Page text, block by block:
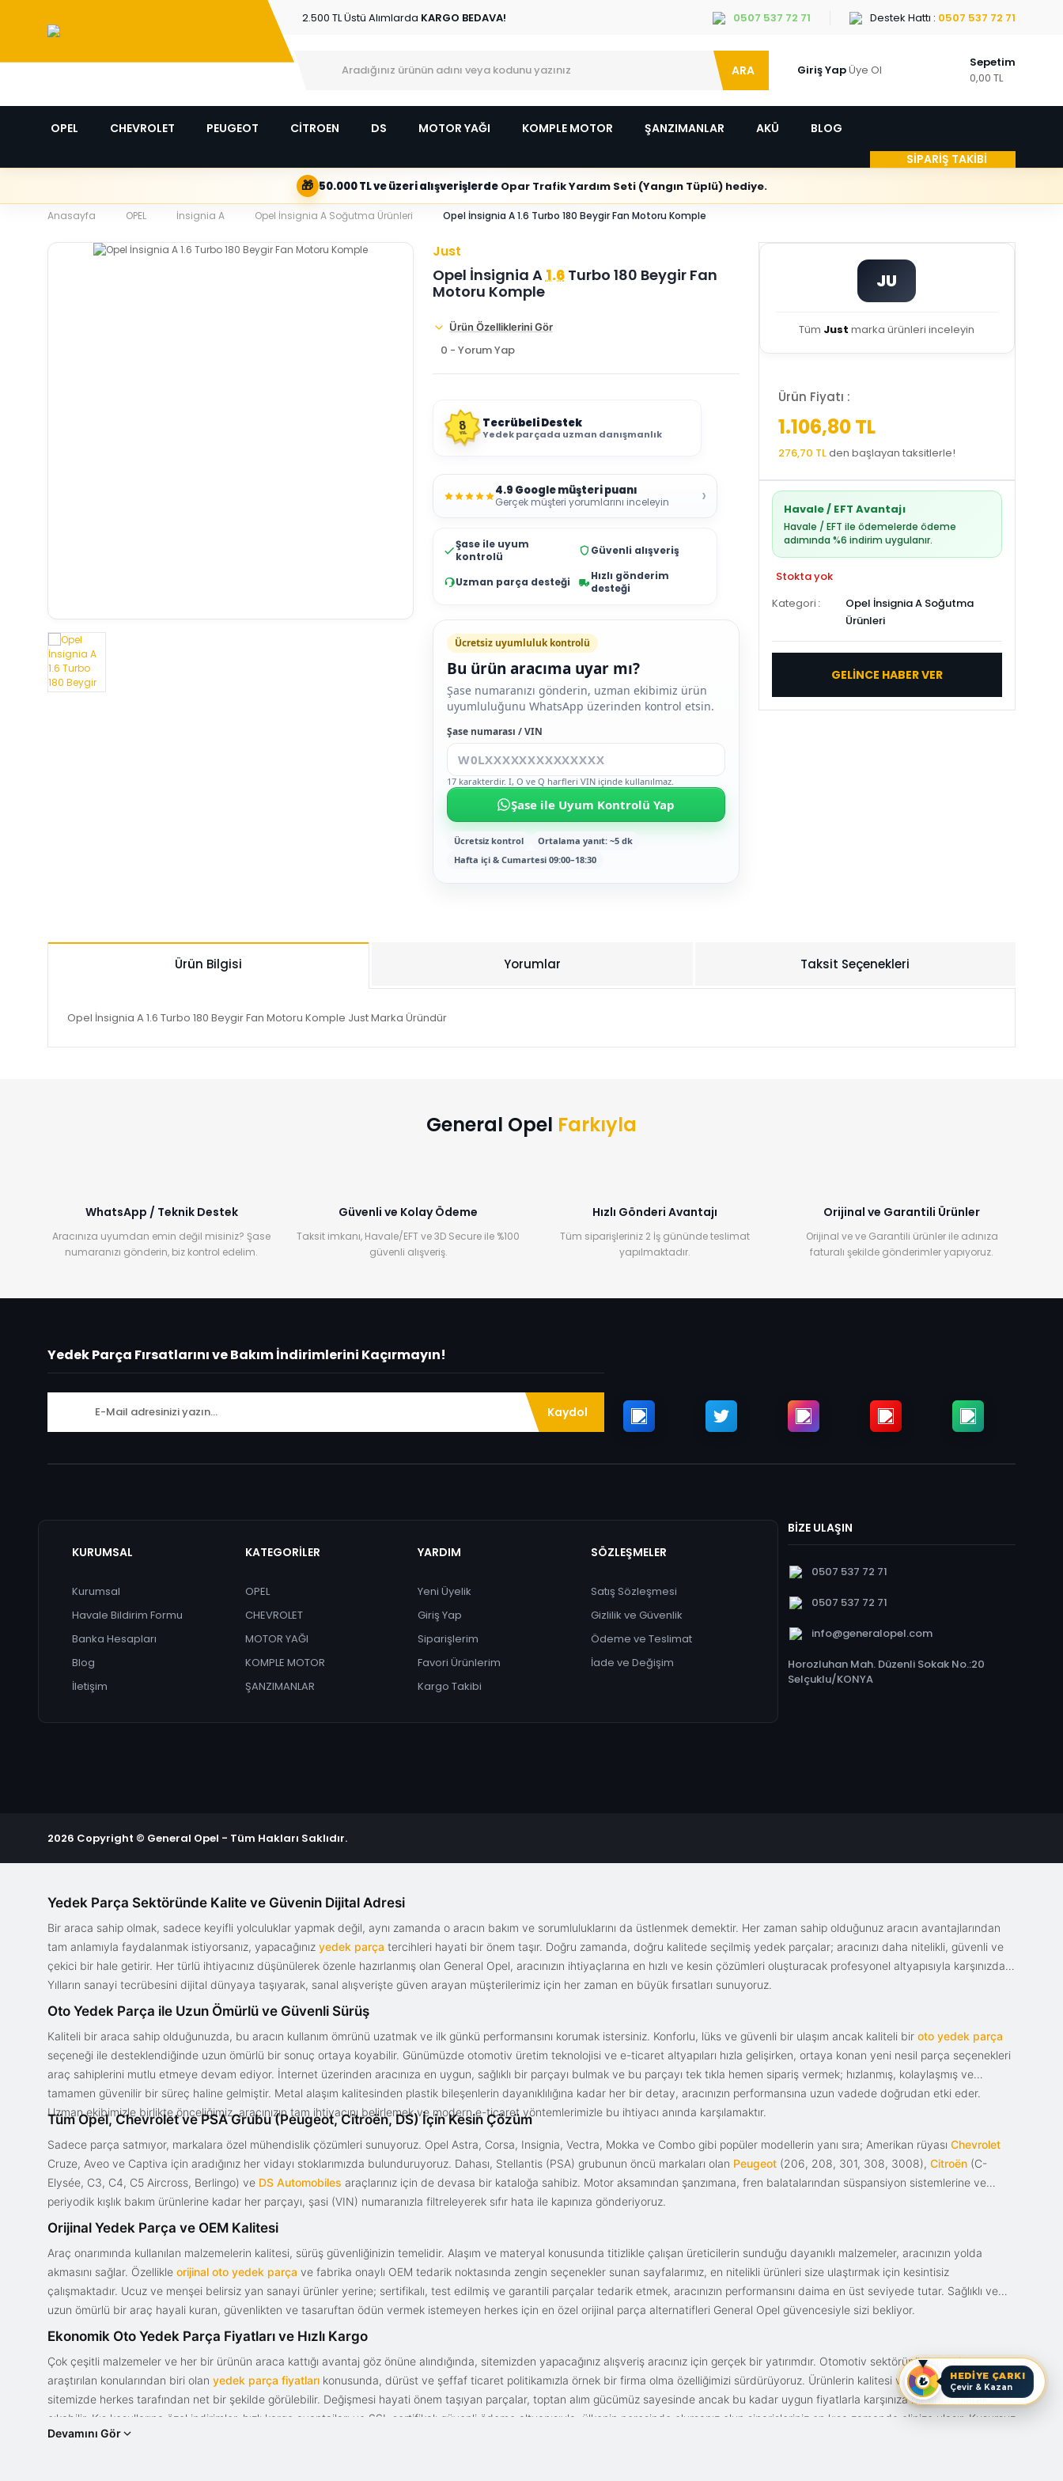
2.500 TL Üstü Alımlarda KARGO BEDAVA! 0507 537 72 71 Destek Hattı : 0507 537 72 71
ARA Giriş YapÜye Ol
Sepetim
0,00 TL
OPEL CHEVROLET PEUGEOT CİTROEN DS MOTOR YAĞI KOMPLE MOTOR ŞANZIMANLAR AKÜ
BLOG
SİPARİŞ TAKİBİ
🎁 50.000 TL ve üzeri alışverişlerdeOpar Trafik Yardım Seti (Yangın Tüplü) hediye.
Anasayfa OPEL İnsignia A Opel İnsignia A Soğutma Ürünleri Opel İnsignia A 1.6 Turbo 180 Beygir Fan Motoru Komple
Just
Opel İnsignia A1.6Turbo 180 Beygir Fan
Motoru Komple
Ürün Özelliklerini Gör
0 - Yorum Yap
8
YIL
Tecrübeli Destek
Yedek parçada uzman danışmanlık
4.9 Google müşteri puanı
Gerçek müşteri yorumlarını inceleyin ›
Şase ile uyum
kontrolü
Güvenli alışveriş
Uzman parça desteği
Hızlı gönderim
desteği
Ücretsiz uyumluluk kontrolü
Bu ürün aracıma uyar mı?
Şase numaranızı gönderin, uzman ekibimiz ürün
uyumluluğunu WhatsApp üzerinden kontrol etsin.
Şase numarası / VIN
17 karakterdir. I, O ve Q harfleri VIN içinde kullanılmaz.
Şase ile Uyum Kontrolü Yap
Ücretsiz kontrol
Ortalama yanıt: ~5 dk
Hafta içi & Cumartesi 09:00–18:30
JU
Tüm Just marka ürünleri inceleyin
Ürün Fiyatı :
1.106,80 TL
276,70 TLden başlayan taksitlerle!
Havale / EFT Avantajı
Havale / EFT ile ödemelerde ödeme
adımında %6 indirim uygulanır.
Stokta yok
Kategori
Opel İnsignia A Soğutma
Ürünleri
GELİNCE HABER VER
Ürün Bilgisi Yorumlar Taksit Seçenekleri
Opel İnsignia A 1.6 Turbo 180 Beygir Fan Motoru Komple Just Marka Üründür
General Opel Farkıyla
WhatsApp / Teknik Destek
Aracınıza uyumdan emin değil misiniz? Şase
numaranızı gönderin, biz kontrol edelim.
Güvenli ve Kolay Ödeme
Taksit imkanı, Havale/EFT ve 3D Secure ile %100
güvenli alışveriş.
Hızlı Gönderi Avantajı
Tüm siparişleriniz 2 İş gününde teslimat
yapılmaktadır.
Orijinal ve Garantili Ürünler
Orijinal ve ve Garantili ürünler ile adınıza
faturalı şekilde gönderimler yapıyoruz.
Yedek Parça Fırsatlarını ve Bakım İndirimlerini Kaçırmayın!
Kaydol
KURUMSAL
Kurumsal
Havale Bildirim Formu
Banka Hesapları
Blog
İletişim
KATEGORİLER
OPEL
CHEVROLET
MOTOR YAĞI
KOMPLE MOTOR
ŞANZIMANLAR
YARDIM
Yeni Üyelik
Giriş Yap
Siparişlerim
Favori Ürünlerim
Kargo Takibi
SÖZLEŞMELER
Satış Sözleşmesi
Gizlilik ve Güvenlik
Ödeme ve Teslimat
İade ve Değişim
BİZE ULAŞIN
0507 537 72 71
0507 537 72 71
info@generalopel.com
Horozluhan Mah. Düzenli Sokak No.:20
Selçuklu/KONYA
2026 Copyright © General Opel - Tüm Hakları Saklıdır.
HEDİYE ÇARKI
Çevir & Kazan
Yedek Parça Sektöründe Kalite ve Güvenin Dijital Adresi
Bir araca sahip olmak, sadece keyifli yolculuklar yapmak değil, aynı zamanda o aracın bakım ve sorumluluklarını da üstlenmek demektir. Her zaman sahip olduğunuz aracın avantajlarından
tam anlamıyla faydalanmak istiyorsanız, yapacağınız yedek parça tercihleri hayati bir önem taşır. Doğru zamanda, doğru kalitede seçilmiş yedek parçalar; aracınızı daha nitelikli, güvenli ve
çekici bir hale getirir. Her türlü ihtiyacınız düşünülerek özenle hazırlanmış olan General Opel, aracınızın ihtiyaçlarına en hızlı ve kesin çözümleri oluşturacak profesyonel altyapısıyla karşınızda.
Yılların sanayi tecrübesini dijital dünyaya taşıyarak, sanal alışverişte güven arayan müşterilerimiz için her zaman en büyük fırsatları sunuyoruz.
Oto Yedek Parça ile Uzun Ömürlü ve Güvenli Sürüş
Kaliteli bir araca sahip olduğunuzda, bu aracın kullanım ömrünü uzatmak ve ilk günkü performansını korumak istersiniz. Konforlu, lüks ve güvenli bir ulaşım ancak kaliteli bir oto yedek parça
seçeneği ile desteklendiğinde uzun ömürlü bir sonuç ortaya koyabilir. Günümüzde otomotiv üretim teknolojisi ve e-ticaret altyapıları hızla gelişirken, ortaya konan yeni nesil parça seçenekleri
araç sahiplerini mutlu etmeye devam ediyor. İnternet üzerinden aracınıza en uygun, sağlıklı bir parçayı bulmak ve bu parçayı tek tıkla hemen sipariş vermek; hızlanmış, kolaylaşmış ve
tamamen güvenilir bir süreç haline gelmiştir. Metal alaşım kalitesinden plastik bileşenlerin dayanıklılığına kadar her bir detay, aracınızın performansına uzun vadede doğrudan etki eder.
Uzman ekibimizle birlikte önceliğimiz, aracınızın tam ihtiyacını belirlemek ve modern e-ticaret yöntemlerimizle bu ihtiyacı anında karşılamaktır.
Tüm Opel, Chevrolet ve PSA Grubu (Peugeot, Citroën, DS) İçin Kesin Çözüm
Sadece parça satmıyor, markalara özel mühendislik çözümleri sunuyoruz. Opel Astra, Corsa, Insignia, Vectra, Mokka ve Combo gibi popüler modellerin yanı sıra; Amerikan rüyası Chevrolet
Cruze, Aveo ve Captiva için aradığınız her vidayı stoklarımızda bulunduruyoruz. Dahası, Stellantis (PSA) grubunun öncü markaları olan Peugeot (206, 208, 301, 308, 3008), Citroën (C-
Elysée, C3, C4, C5 Aircross, Berlingo) ve DS Automobiles araçlarınız için de devasa bir kataloğa sahibiz. Motor aksamından şanzımana, fren balatalarından süspansiyon sistemlerine ve
periyodik kışlık bakım ürünlerine kadar her parçayı, şasi (VIN) numaranızla filtreleyerek sıfır hata ile kapınıza gönderiyoruz.
Orijinal Yedek Parça ve OEM Kalitesi
Araç onarımında kullanılan malzemelerin kalitesi, sürüş güvenliğinizin temelidir. Alaşım ve materyal konusunda titizlikle çalışan üreticilerin sunduğu dayanıklı malzemeler, aracınızın yolda
akmasını sağlar. Özellikle orijinal oto yedek parça ve fabrika onaylı OEM tedarik noktasında zengin seçenekler sunan sayfalarımız, en nitelikli ürünleri size ulaştırmak için kesintisiz
çalışmaktadır. Ucuz ve menşei belirsiz yan sanayi ürünler yerine; sertifikalı, test edilmiş ve garantili parçalar tedarik etmek, aracınızın performansını daima en üst seviyede tutar. Sağlıklı ve
uzun ömürlü bir araç hayali kuran, güvenlikten ve tasaruftan ödün vermek istemeyen herkes için en özel orijinal parça alternatifleri General Opel güvencesiyle sizi bekliyor.
Ekonomik Oto Yedek Parça Fiyatları ve Hızlı Kargo
Çok çeşitli malzemeler ve her bir ürünün araca kattığı avantaj göz önüne alındığında, sitemizden yapacağınız alışveriş aracınız için gerçek bir yatırımdır. Otomotiv sektörünün en çok
araştırılan konularından biri olan yedek parça fiyatları konusunda, dürüst ve şeffaf ticaret politikamızla örnek bir firma olma özelliğimizi sürdürüyoruz. Ürünlerin kalitesi ve bunun fiyat karşılığı
sitemizde herkes tarafından net bir şekilde görülebilir. Değişmesi hayati önem taşıyan parçalar, toptan alım gücümüz sayesinde ancak bu kadar uygun fiyatlarla karşınıza bir fırsat olarak
çıkabilir. Kış koşullarına özel indirimler, hızlı kargo avantajları ve SSL sertifikalı güvenli ödeme altyapısıyla; ülkenin neresinde olursanız olun siparişleriniz en kısa zamanda elinize ulaşır. Kusursuz
bir tasarım ve güce sahip olan aracınızın değerini korumak, uygun fiyat avantajıyla parça kalitesini birleştirmek için doğru yerdesiniz.
Devamını Gör